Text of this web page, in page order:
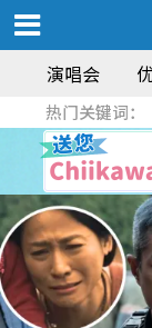
演唱会
热门关键词：